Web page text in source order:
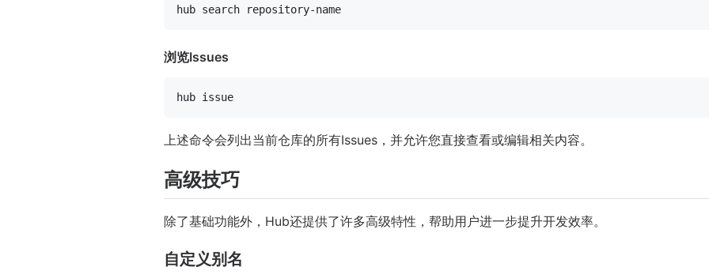
浏览Issues
上述命令会列出当前仓库的所有Issues，并允许您直接查看或编辑相关内容。
高级技巧
除了基础功能外，Hub还提供了许多高级特性，帮助用户进一步提升开发效率。
自定义别名